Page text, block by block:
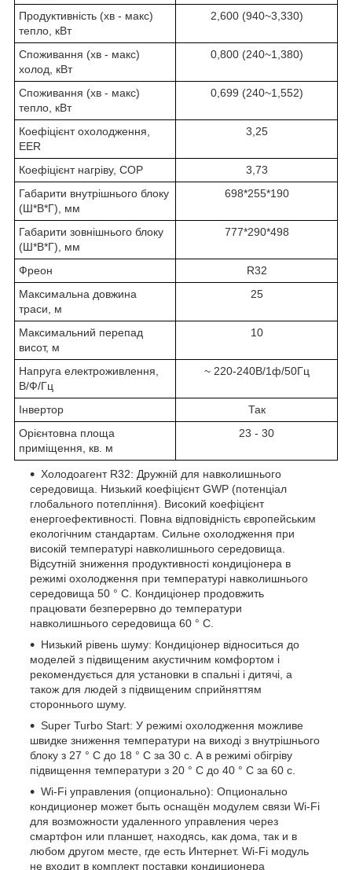
Продуктивність (хв - макс)
тепло, кВт
2,600 (940~3,330)
Споживання (хв - макс)
холод, кВт
0,800 (240~1,380)
Споживання (хв - макс)
тепло, кВт
0,699 (240~1,552)
Коефіцієнт охолодження,
EER
3,25
Коефіцієнт нагріву, COP
3,73
Габарити внутрішнього блоку
(Ш*В*Г), мм
698*255*190
Габарити зовнішнього блоку
(Ш*В*Г), мм
777*290*498
Фреон
R32
Максимальна довжина
траси, м
25
Максимальний перепад
висот, м
10
Напруга електроживлення,
В/Ф/Гц
~ 220-240В/1ф/50Гц
Інвертор
Так
Орієнтовна площа
приміщення, кв. м
23 - 30
Холодоагент R32: Дружній для навколишнього
середовища. Низький коефіцієнт GWP (потенціал
глобального потепління). Високий коефіцієнт
енергоефективності. Повна відповідність європейським
екологічним стандартам. Сильне охолодження при
високій температурі навколишнього середовища.
Відсутній зниження продуктивності кондиціонера в
режимі охолодження при температурі навколишнього
середовища 50 ° C. Кондиціонер продовжить
працювати безперервно до температури
навколишнього середовища 60 ° C.
Низький рівень шуму: Кондиціонер відноситься до
моделей з підвищеним акустичним комфортом і
рекомендується для установки в спальні і дитячі, а
також для людей з підвищеним сприйняттям
стороннього шуму.
Super Turbo Start: У режимі охолодження можливе
швидке зниження температури на виході з внутрішнього
блоку з 27 ° С до 18 ° С за 30 с. А в режимі обігріву
підвищення температури з 20 ° С до 40 ° С за 60 с.
Wi-Fi управления (опционально): Опционально
кондиционер может быть оснащён модулем связи Wi-Fi
для возможности удаленного управления через
смартфон или планшет, находясь, как дома, так и в
любом другом месте, где есть Интернет. Wi-Fi модуль
не входит в комплект поставки кондиционера